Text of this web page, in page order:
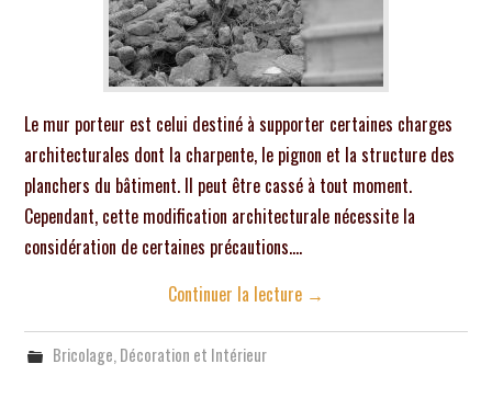
Le mur porteur est celui destiné à supporter certaines charges
architecturales dont la charpente, le pignon et la structure des
planchers du bâtiment. Il peut être cassé à tout moment.
Cependant, cette modification architecturale nécessite la
considération de certaines précautions.…
Continuer la lecture →
Bricolage,Décoration et Intérieur